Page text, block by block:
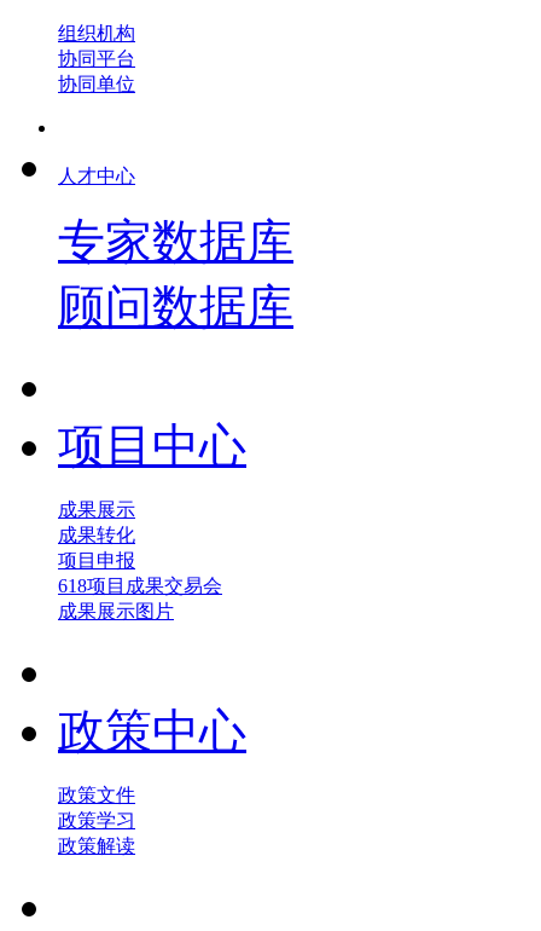
组织机构
协同平台
协同单位
人才中心
专家数据库
顾问数据库
项目中心
成果展示
成果转化
项目申报
618项目成果交易会
成果展示图片
政策中心
政策文件
政策学习
政策解读